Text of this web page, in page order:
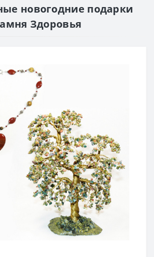
новогодние подарки
Здоровья